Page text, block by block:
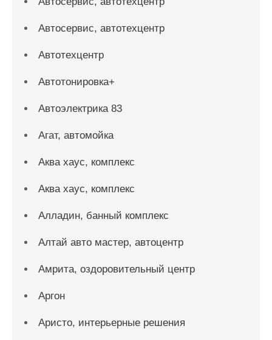
Автосервис, автотехцентр
Автотехцентр
Автотонировка+
Автоэлектрика 83
Агат, автомойка
Аква хаус, комплекс
Аква хаус, комплекс
Алладин, банный комплекс
Алтай авто мастер, автоцентр
Амрита, оздоровительный центр
Аргон
Аристо, интерьерные решения